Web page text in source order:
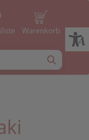
Warenkorb